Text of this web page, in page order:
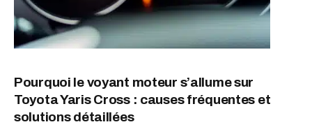
Pourquoi le voyant moteur s’allume sur
Toyota Yaris Cross : causes fréquentes et
solutions détaillées